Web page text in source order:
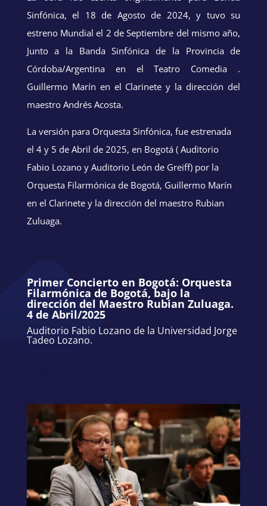
Sinfónica, el 18 de Agosto de 2024, y tuvo su
estreno Mundial el 2 de Septiembre del mismo año,
Junto a la Banda Sinfónica de la Provincia de
Córdoba/Argentina en el Teatro Comedia .
Guillermo Marín en el Clarinete y la dirección del
maestro Andrés Acosta.
La versión para Orquesta Sinfónica, fue estrenada
el 4 y 5 de Abril de 2025, en Bogotá ( Auditorio
Fabio Lozano y Auditorio León de Greiff) por la
Orquesta Filarmónica de Bogotá, Guillermo Marín
en el Clarinete y la dirección del maestro Rubian
Zuluaga.
Primer Concierto en Bogotá: Orquesta
Filarmónica de Bogotá, bajo la
dirección del Maestro Rubian Zuluaga.
4 de Abril/2025
Auditorio Fabio Lozano de la Universidad Jorge
Tadeo Lozano.